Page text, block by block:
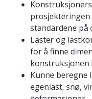
prosjekteringen
standardene på
Laster og
for å finne
konstruksjonen
Kunne beregne
egenlast, snø,